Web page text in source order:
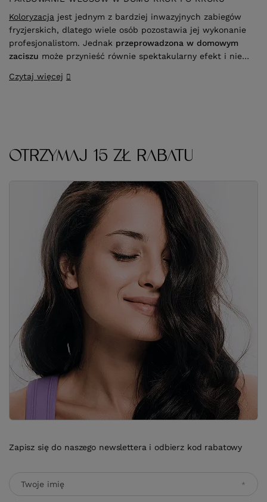
Koloryzacja jest jednym z bardziej inwazyjnych zabiegów
fryzjerskich, dlatego wiele osób pozostawia jej wykonanie
profesjonalistom. Jednak przeprowadzona w domowym
zaciszu może przynieść równie spektakularny efekt i nie
sukcesu jest stosowanie się do wskazówek ekspertów
Czytaj więcej
OTRZYMAJ 15 ZŁ RABATU
Zapisz się do naszego newslettera i odbierz kod rabatowy
Twoje imię